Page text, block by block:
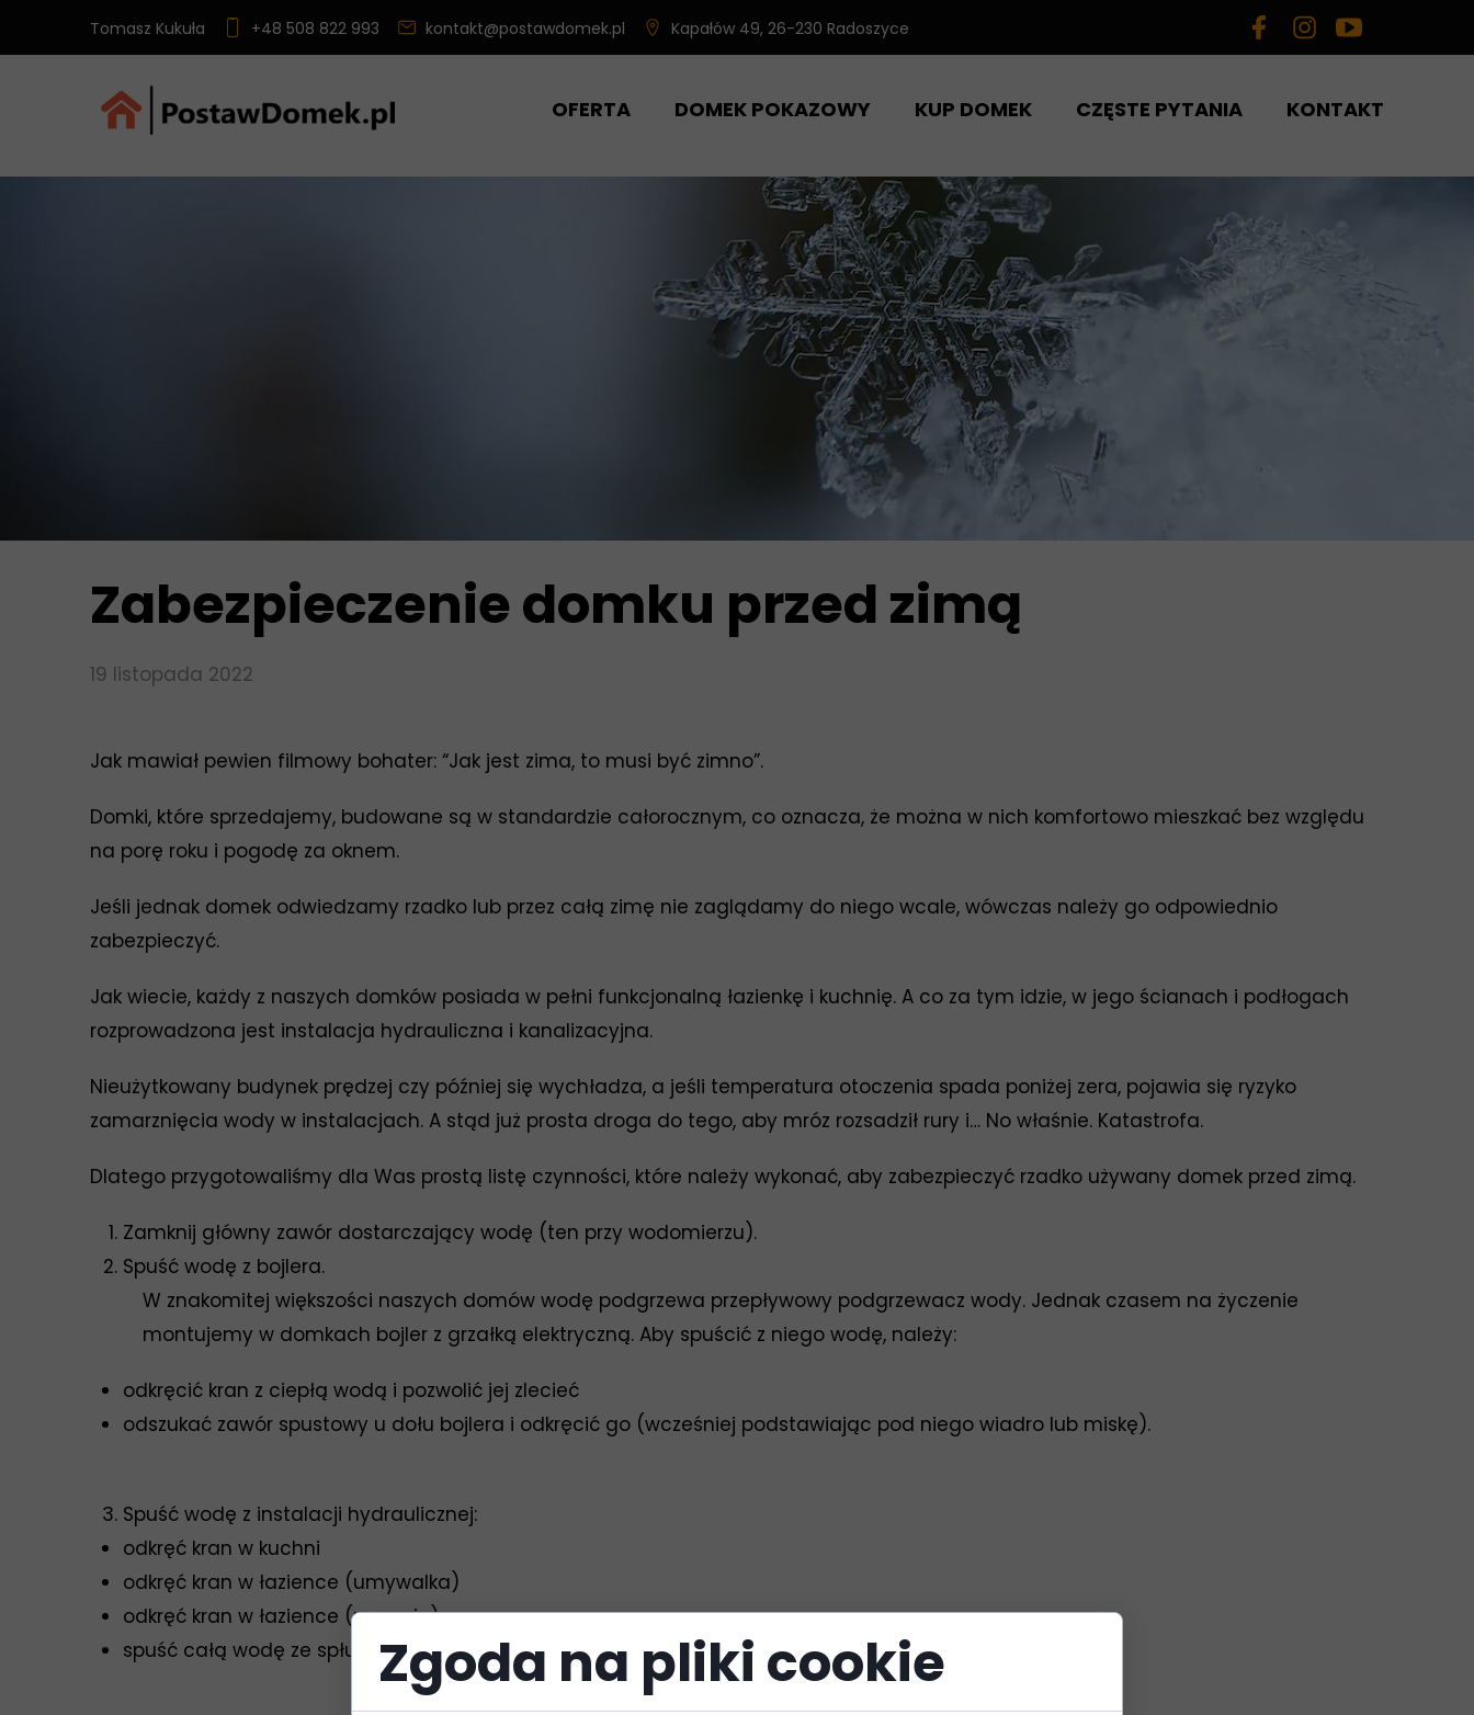
Tomasz Kukuła +48 508 822 993 kontakt@postawdomek.pl Kapałów 49, 26-230 Radoszyce
OFERTA
DOM MODUŁOWY BRATEK
DOM MODUŁOWY SOSENKA
DOMKI MODUŁOWE NA ZAMÓWIENIE
DOMEK POKAZOWY KUP DOMEK CZĘSTE PYTANIA KONTAKT
Zabezpieczenie domku przed zimą
19 listopada 2022
Jak mawiał pewien filmowy bohater: “Jak jest zima, to musi być zimno”.
Domki, które sprzedajemy, budowane są w standardzie całorocznym, co oznacza, że można w nich komfortowo mieszkać bez względu
na porę roku i pogodę za oknem.
Jeśli jednak domek odwiedzamy rzadko lub przez całą zimę nie zaglądamy do niego wcale, wówczas należy go odpowiednio
zabezpieczyć.
Jak wiecie, każdy z naszych domków posiada w pełni funkcjonalną łazienkę i kuchnię. A co za tym idzie, w jego ścianach i podłogach
rozprowadzona jest instalacja hydrauliczna i kanalizacyjna.
Nieużytkowany budynek prędzej czy później się wychładza, a jeśli temperatura otoczenia spada poniżej zera, pojawia się ryzyko
zamarznięcia wody w instalacjach. A stąd już prosta droga do tego, aby mróz rozsadził rury i… No właśnie. Katastrofa.
Dlatego przygotowaliśmy dla Was prostą listę czynności, które należy wykonać, aby zabezpieczyć rzadko używany domek przed zimą.
Zamknij główny zawór dostarczający wodę (ten przy wodomierzu).
Spuść wodę z bojlera.
W znakomitej większości naszych domów wodę podgrzewa przepływowy podgrzewacz wody. Jednak czasem na życzenie
montujemy w domkach bojler z grzałką elektryczną. Aby spuścić z niego wodę, należy:
odkręcić kran z ciepłą wodą i pozwolić jej zlecieć
odszukać zawór spustowy u dołu bojlera i odkręcić go (wcześniej podstawiając pod niego wiadro lub miskę).
Spuść wodę z instalacji hydraulicznej:
odkręć kran w kuchni
odkręć kran w łazience (umywalka)
odkręć kran w łazience (prysznic)
spuść całą wodę ze spłuczki sedesowejZgoda na pliki cookie